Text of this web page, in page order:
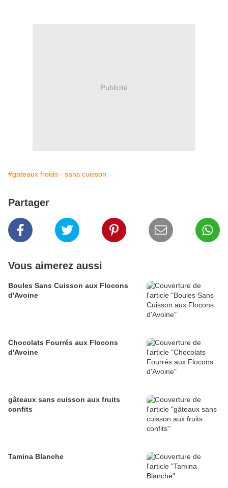
Publicité
#gateaux froids - sans cuisson
Partager
Vous aimerez aussi
Boules Sans Cuisson aux Flocons
d'Avoine
Chocolats Fourrés aux Flocons
d'Avoine
gâteaux sans cuisson aux fruits
confits
Tamina Blanche